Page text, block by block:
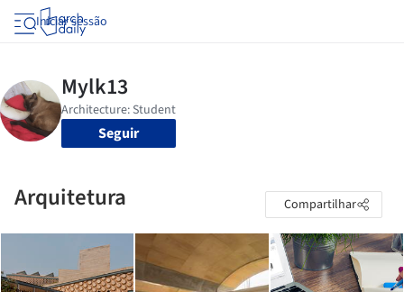
Iniciar sessão
Seguir
Arquitetura Compartilhar